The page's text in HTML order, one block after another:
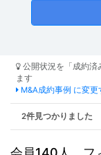
公開状況を「成約済
ます
M&A成約事例 に変更
2件見つかりました